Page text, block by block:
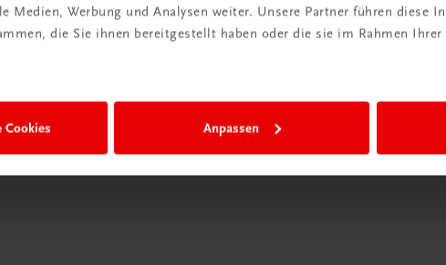
Medien, Werbung und Analysen weiter. Unsere Partner führen diese
die Sie ihnen bereitgestellt haben oder die sie im Rahmen
Cookies Anpassen
TRAUNER Verlag + Buchservice GmbH
Köglstraße 14 | 4020 Linz
Mail:buchservice@trauner.at
+43 664 88 58 69 41
mehr erfahren